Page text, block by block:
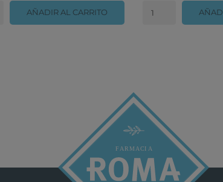
AÑADIR AL CARRITO